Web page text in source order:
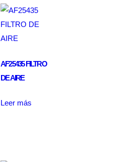
AF25435 FILTRO
DE AIRE
Leer más